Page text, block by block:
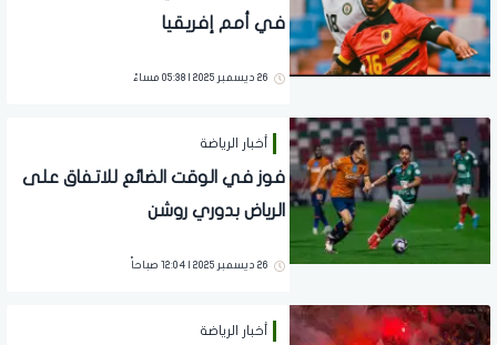
في أمم إفريقيا
26 ديسمبر 2025 | 05:38 مساءً
أخبار الرياضة
فوز في الوقت الضائع للاتفاق على
الرياض بدوري روشن
26 ديسمبر 2025 | 12:04 صباحاً
أخبار الرياضة